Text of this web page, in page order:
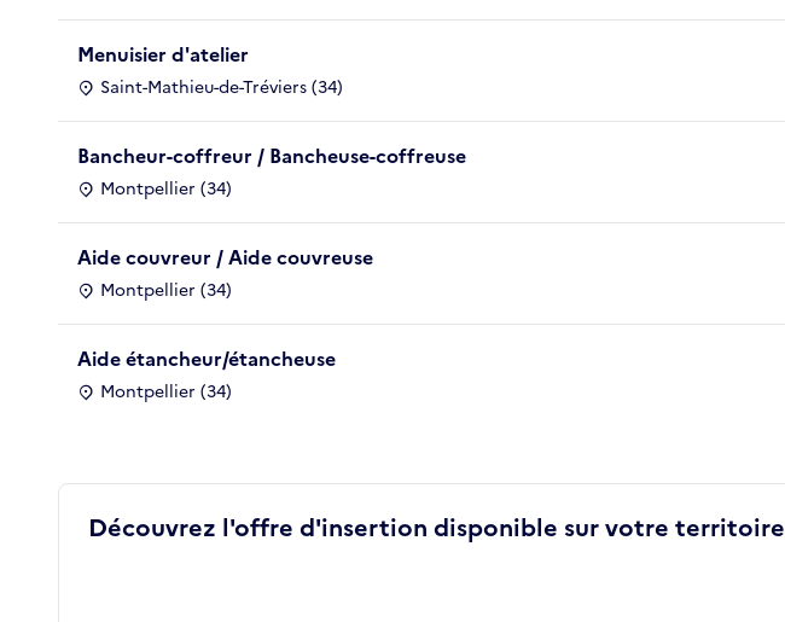
Menuisier d'atelier
Saint-Mathieu-de-Tréviers (34)
Bancheur-coffreur / Bancheuse-coffreuse
Montpellier (34)
Aide couvreur / Aide couvreuse
Montpellier (34)
Aide étancheur/étancheuse
Montpellier (34)
Découvrez l'offre d'insertion disponible sur votre territoire